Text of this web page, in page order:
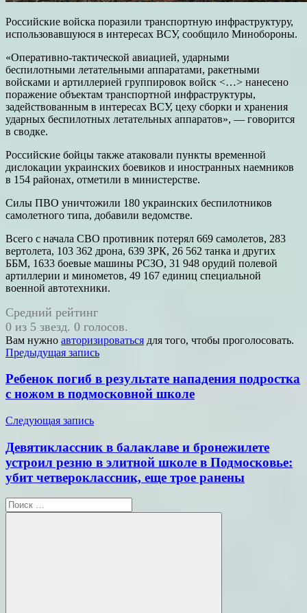
Российские войска поразили транспортную инфраструктуру,
использовавшуюся в интересах ВСУ, сообщило Минобороны.
«Оперативно-тактической авиацией, ударными
беспилотными летательными аппаратами, ракетными
войсками и артиллерией группировок войск <…> нанесено
поражение объектам транспортной инфраструктуры,
задействованным в интересах ВСУ, цеху сборки и хранения
ударных беспилотных летательных аппаратов», — говорится
в сводке.
Российские бойцы также атаковали пункты временной
дислокации украинских боевиков и иностранных наемников
в 154 районах, отметили в министерстве.
Силы ПВО уничтожили 180 украинских беспилотников
самолетного типа, добавили ведомстве.
Всего с начала СВО противник потерял 669 самолетов, 283
вертолета, 103 362 дрона, 639 ЗРК, 26 562 танка и других
ББМ, 1633 боевые машины РСЗО, 31 948 орудий полевой
артиллерии и минометов, 49 167 единиц специальной
военной автотехники.
Средний рейтинг
0 из 5 звезд. 0 голосов.
Вам нужно авторизироваться для того, чтобы проголосовать.
Навигация
по
записям
Предыдущая запись
Ребенок погиб в результате нападения подростка
с ножом в подмосковной школе
Следующая запись
Девятиклассник в балаклаве и бронежилете
устроил резню в элитной школе в Подмосковье:
убит четвероклассник, еще трое ранены
Поиск
для: